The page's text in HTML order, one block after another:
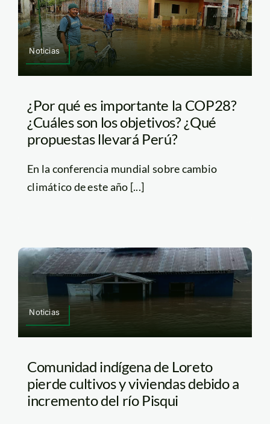
Noticias
¿Por qué es importante la COP28?
¿Cuáles son los objetivos? ¿Qué
propuestas llevará Perú?
En la conferencia mundial sobre cambio
climático de este año [...]
Noticias
Comunidad indígena de Loreto
pierde cultivos y viviendas debido a
incremento del río Pisqui